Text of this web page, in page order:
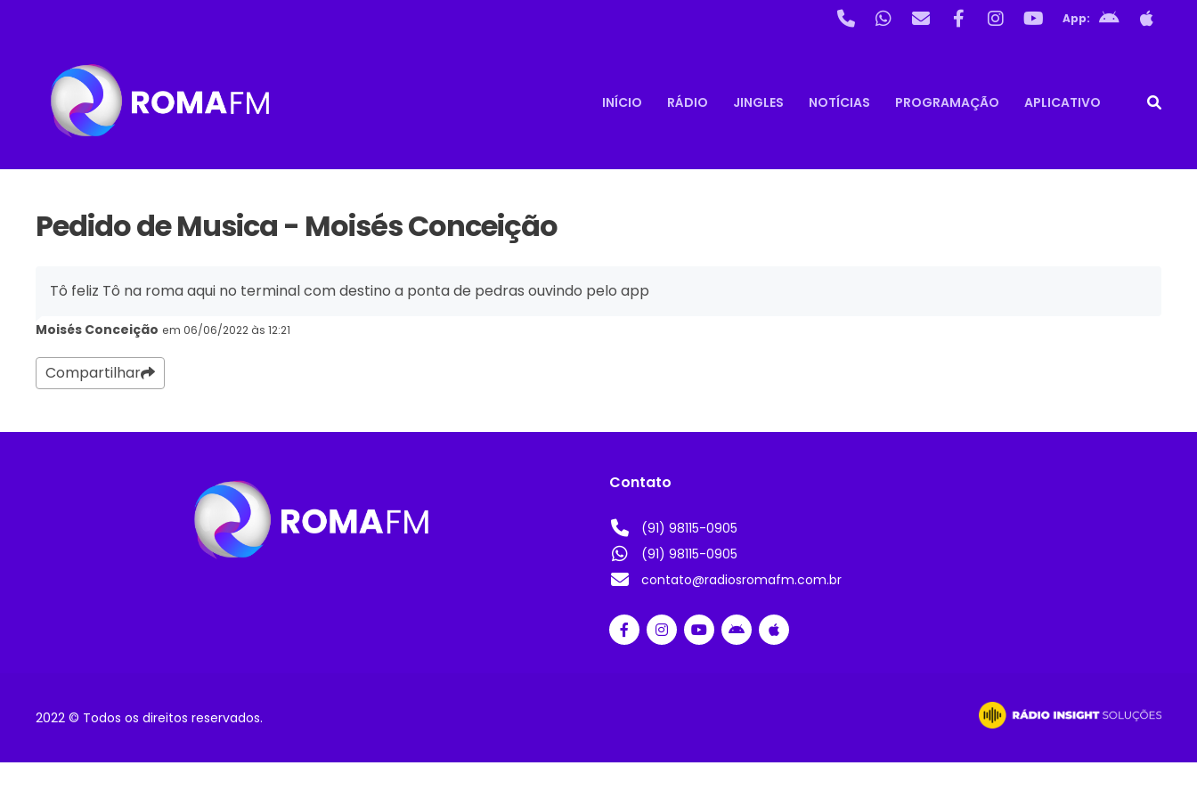
App:
INÍCIO RÁDIO JINGLES NOTÍCIAS PROGRAMAÇÃO APLICATIVO
Pedido de Musica - Moisés Conceição
Tô feliz Tô na roma aqui no terminal com destino a ponta de pedras ouvindo pelo app
Moisés Conceição em 06/06/2022 às 12:21
Compartilhar
Contato
(91) 98115-0905
(91) 98115-0905
contato@radiosromafm.com.br
2022 © Todos os direitos reservados.